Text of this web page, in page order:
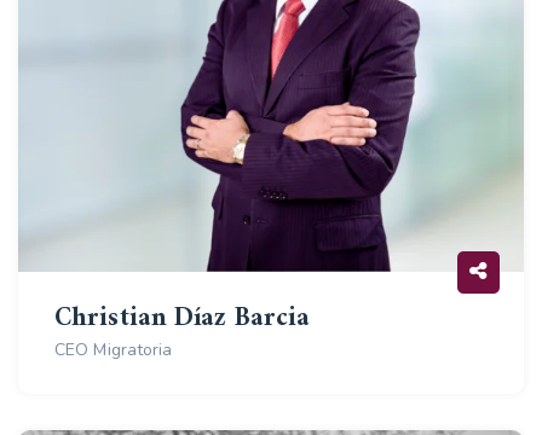
Christian Díaz Barcia
CEO Migratoria